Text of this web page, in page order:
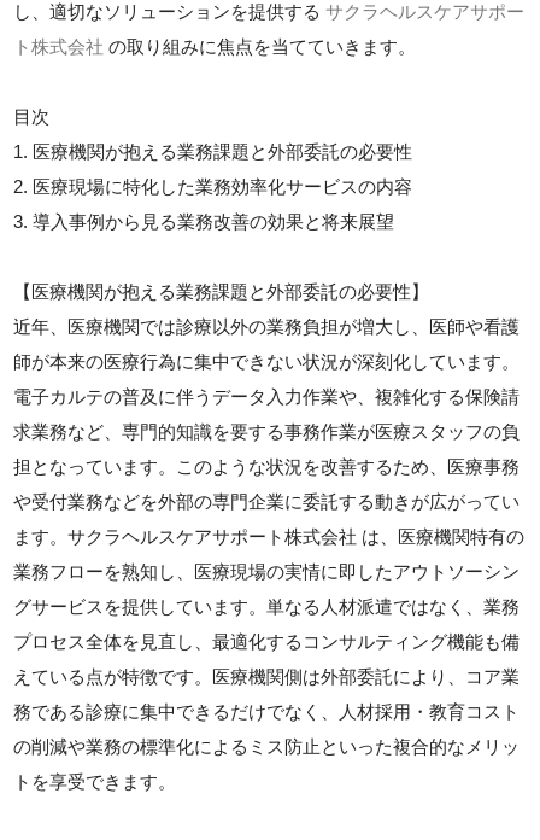
し、適切なソリューションを提供するサクラヘルスケアサポー
ト株式会社 の取り組みに焦点を当てていきます。
目次
1. 医療機関が抱える業務課題と外部委託の必要性
2. 医療現場に特化した業務効率化サービスの内容
3. 導入事例から見る業務改善の効果と将来展望
【医療機関が抱える業務課題と外部委託の必要性】
近年、医療機関では診療以外の業務負担が増大し、医師や看護
師が本来の医療行為に集中できない状況が深刻化しています。
電子カルテの普及に伴うデータ入力作業や、複雑化する保険請
求業務など、専門的知識を要する事務作業が医療スタッフの負
担となっています。このような状況を改善するため、医療事務
や受付業務などを外部の専門企業に委託する動きが広がってい
ます。サクラヘルスケアサポート株式会社 は、医療機関特有の
業務フローを熟知し、医療現場の実情に即したアウトソーシン
グサービスを提供しています。単なる人材派遣ではなく、業務
プロセス全体を見直し、最適化するコンサルティング機能も備
えている点が特徴です。医療機関側は外部委託により、コア業
務である診療に集中できるだけでなく、人材採用・教育コスト
の削減や業務の標準化によるミス防止といった複合的なメリッ
トを享受できます。